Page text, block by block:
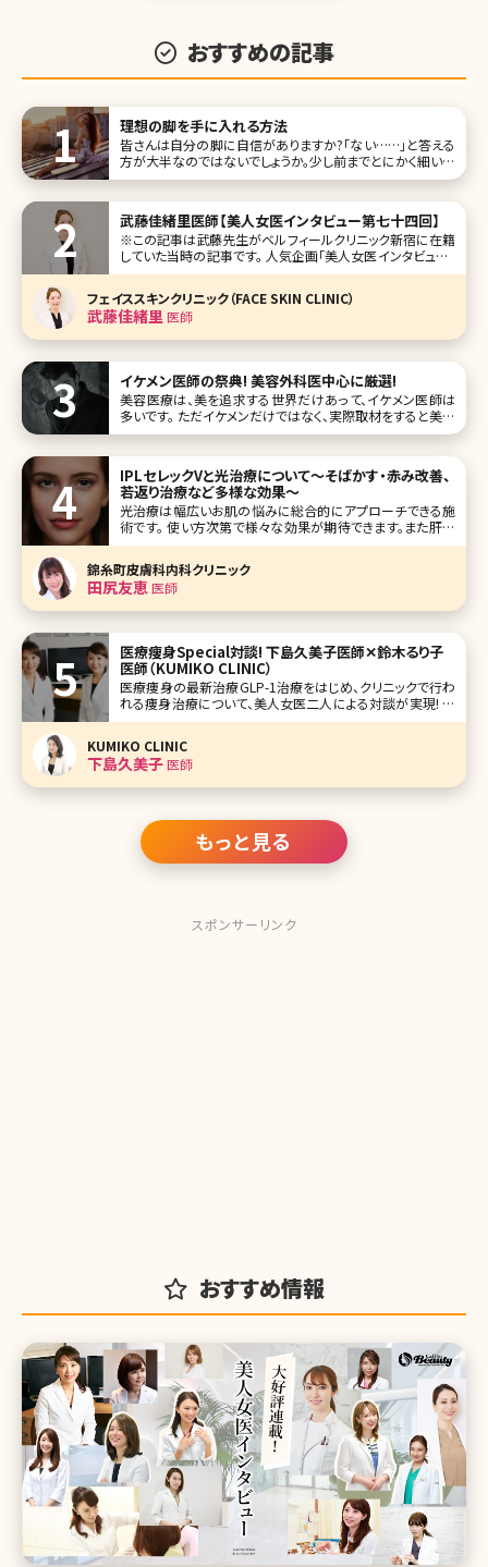
おすすめの記事
理想の脚を手に入れる方法
皆さんは自分の脚に自信がありますか?「ない……」と答える
方が大半なのではないでしょうか。少し前までとにかく細い脚
が理想と考えられていましたが、最近ではメリハリのある脚
理想の脚をもつ芸能人を紹介しながら、理想の脚に近づけ
る方法について詳しく紹介し
武藤佳緒里医師【美人女医インタビュー第七十四回】
※この記事は武藤先生がベルフィールクリニック新宿に在籍
していた当時の記事です。 人気企画「美人女医インタビュー」
第七十四回は、東京・西新宿のベルフィールクリニック新宿
（Bellefeel Clinic新宿）で副院長を務める武藤佳緒里（むとう
かおり）先生です。 多くの人が行き交う日本有数のタ
フェイススキンクリニック（FACE SKIN CLINIC）
武藤佳緒里 医師
イケメン医師の祭典! 美容外科医中心に厳選!
美容医療は、美を追求する世界だけあって、イケメン医師は
多いです。 ただイケメンだけではなく、実際取材をすると美容
医療に対するアツい想いを持った医師の多いこと! 今回SNS
で、イケ
IPLセレックVと光治療について〜そばかす・赤み改善、
若返り治療など多様な効果〜
光治療は幅広いお肌の悩みに総合的にアプローチできる施
術です。 使い方次第で様々な効果が期待できます。また肝斑
がある方は不用意に施術すると悪化するリスクもあります。
光治療とはどんなものか、効果や受けない方がいい場合、セ
レックVという光治療機にフォーカスして説明しています。ど
んな治療か気になる方は是非
錦糸町皮膚科内科クリニック
田尻友恵 医師
医療痩身Special対談! 下島久美子医師✕鈴木るり子
医師（KUMIKO CLINIC）
医療痩身の最新治療GLP-1治療をはじめ、クリニックで行わ
れる痩身治療について、美人女医二人による対談が実現! 今
や痩身機器治療の要となるクールスカルプティングをいち早
楽町にあるKUMIKO CLINICの下島久美子院長先生と鈴木る
り子先生に最
KUMIKO CLINIC
下島久美子医師
もっと見る
スポンサーリンク
おすすめ情報